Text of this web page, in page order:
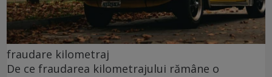
fraudare kilometraj
De ce fraudarea kilometrajului rămâne o